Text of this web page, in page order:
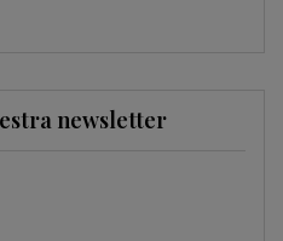
newsletter